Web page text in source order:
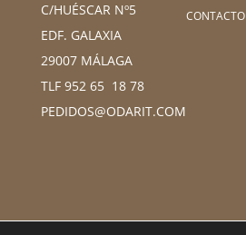
C/HUÉSCAR Nº5
EDF. GALAXIA
29007 MÁLAGA
TLF 952 65 18 78
PEDIDOS@ODARIT.COM
CONTACTO